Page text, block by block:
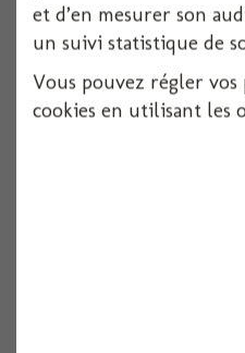
et d’en mesurer son
un suivi statistique de
Vous pouvez régler
cookies en utilisant les